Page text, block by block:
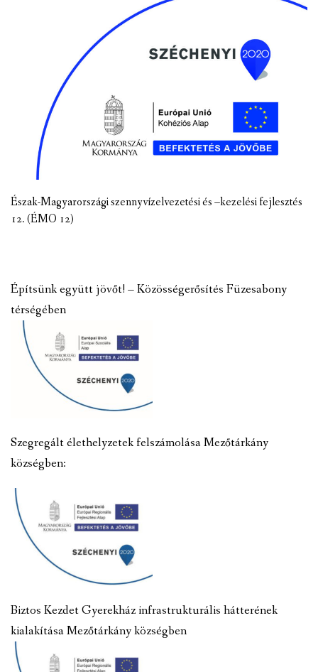
Észak-Magyarországi szennyvízelvezetési és –kezelési fejlesztés
12. (ÉMO 12)
Építsünk együtt jövőt! – Közösségerősítés Füzesabony
térségében
Szegregált élethelyzetek felszámolása Mezőtárkány
községben:
Biztos Kezdet Gyerekház infrastrukturális hátterének
kialakítása Mezőtárkány községben